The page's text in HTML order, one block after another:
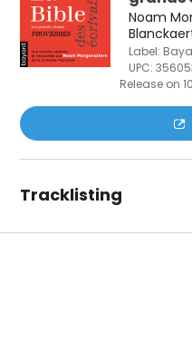
Noam
Label:
UPC:
Release on
Tracklisting